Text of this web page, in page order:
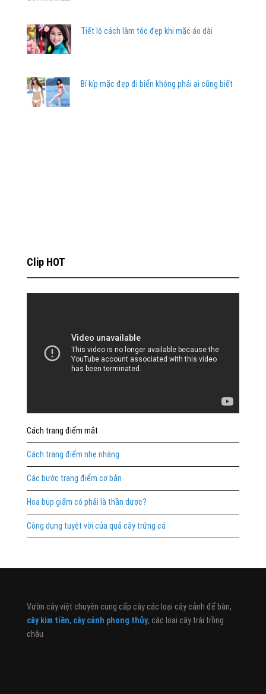
Tiết lộ cách làm tóc đẹp khi mặc áo dài
Bí kíp mặc đẹp đi biển không phải ai cũng biết
Clip HOT
Cách trang điểm mắt
Cách trang điểm nhẹ nhàng
Các bước trang điểm cơ bản
Hoa bụp giấm có phải là thần dược?
Công dụng tuyệt vời của quả cây trứng cá
Vườn cây việt chuyên cung cấp cây các loại cây cảnh để bàn,
cây kim tiền, cây cảnh phong thủy, các loại cây trái trồng
chậu